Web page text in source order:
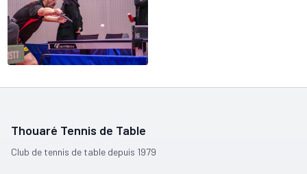
Thouaré Tennis de Table
Club de tennis de table depuis 1979